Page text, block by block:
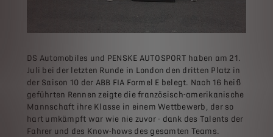
DS Automobiles und PENSKE AUTOSPORT haben am 21.
Juli bei der letzten Runde in London den dritten Platz in
der Saison 10 der ABB FIA Formel E belegt. Nach 16 heiß
geführten Rennen zeigte die französisch-amerikanische
Mannschaft ihre Klasse in einem Wettbewerb, der so
hart umkämpft war wie nie zuvor - dank des Talents der
Fahrer und des Know-hows des gesamten Teams.